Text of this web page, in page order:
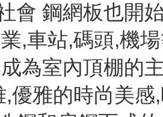
會 鋼網板也開
,車站,碼頭,機
為室內頂棚的
,優雅的時尚美